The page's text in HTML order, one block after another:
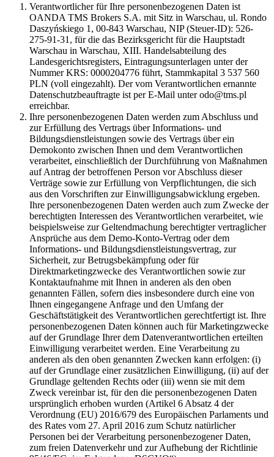
Verantwortlicher für Ihre personenbezogenen Daten ist
OANDA TMS Brokers S.A. mit Sitz in Warschau, ul. Rondo
Daszyńskiego 1, 00-843 Warschau, NIP (Steuer-ID): 526-
275-91-31, für die das Bezirksgericht für die Hauptstadt
Warschau in Warschau, XIII. Handelsabteilung des
Landesgerichtsregisters, Eintragungsunterlagen unter der
Nummer KRS: 0000204776 führt, Stammkapital 3 537 560
PLN (voll eingezahlt). Der vom Verantwortlichen ernannte
Datenschutzbeauftragte ist per E-Mail unter odo@tms.pl
erreichbar.
Ihre personenbezogenen Daten werden zum Abschluss und
zur Erfüllung des Vertrags über Informations- und
Bildungsdienstleistungen sowie des Vertrags über ein
Demokonto zwischen Ihnen und dem Verantwortlichen
verarbeitet, einschließlich der Durchführung von Maßnahmen
auf Antrag der betroffenen Person vor Abschluss dieser
Verträge sowie zur Erfüllung von Verpflichtungen, die sich
aus den Vorschriften zur Einwilligungsabwicklung ergeben.
Ihre personenbezogenen Daten werden auch zum Zwecke der
berechtigten Interessen des Verantwortlichen verarbeitet, wie
beispielsweise zur Geltendmachung berechtigter vertraglicher
Ansprüche aus dem Demo-Konto-Vertrag oder dem
Informations- und Bildungsdienstleistungsvertrag, zur
Sicherheit, zur Betrugsbekämpfung oder für
Direktmarketingzwecke des Verantwortlichen sowie zur
Kontaktaufnahme mit Ihnen in anderen als den oben
genannten Fällen, sofern dies insbesondere durch eine von
Ihnen eingegangene Anfrage und den Umfang der
Geschäftstätigkeit des Verantwortlichen gerechtfertigt ist. Ihre
personenbezogenen Daten können auch für Marketingzwecke
auf der Grundlage Ihrer dem Datenverantwortlichen erteilten
Einwilligung verarbeitet werden. Eine Verarbeitung zu
anderen als den oben genannten Zwecken kann erfolgen: (i)
auf der Grundlage einer zusätzlichen Einwilligung, (ii) auf der
Grundlage geltenden Rechts oder (iii) wenn sie mit dem
Zweck vereinbar ist, für den die personenbezogenen Daten
ursprünglich erhoben wurden (Artikel 6 Absatz 4 der
Verordnung (EU) 2016/679 des Europäischen Parlaments und
des Rates vom 27. April 2016 zum Schutz natürlicher
Personen bei der Verarbeitung personenbezogener Daten,
zum freien Datenverkehr und zur Aufhebung der Richtlinie